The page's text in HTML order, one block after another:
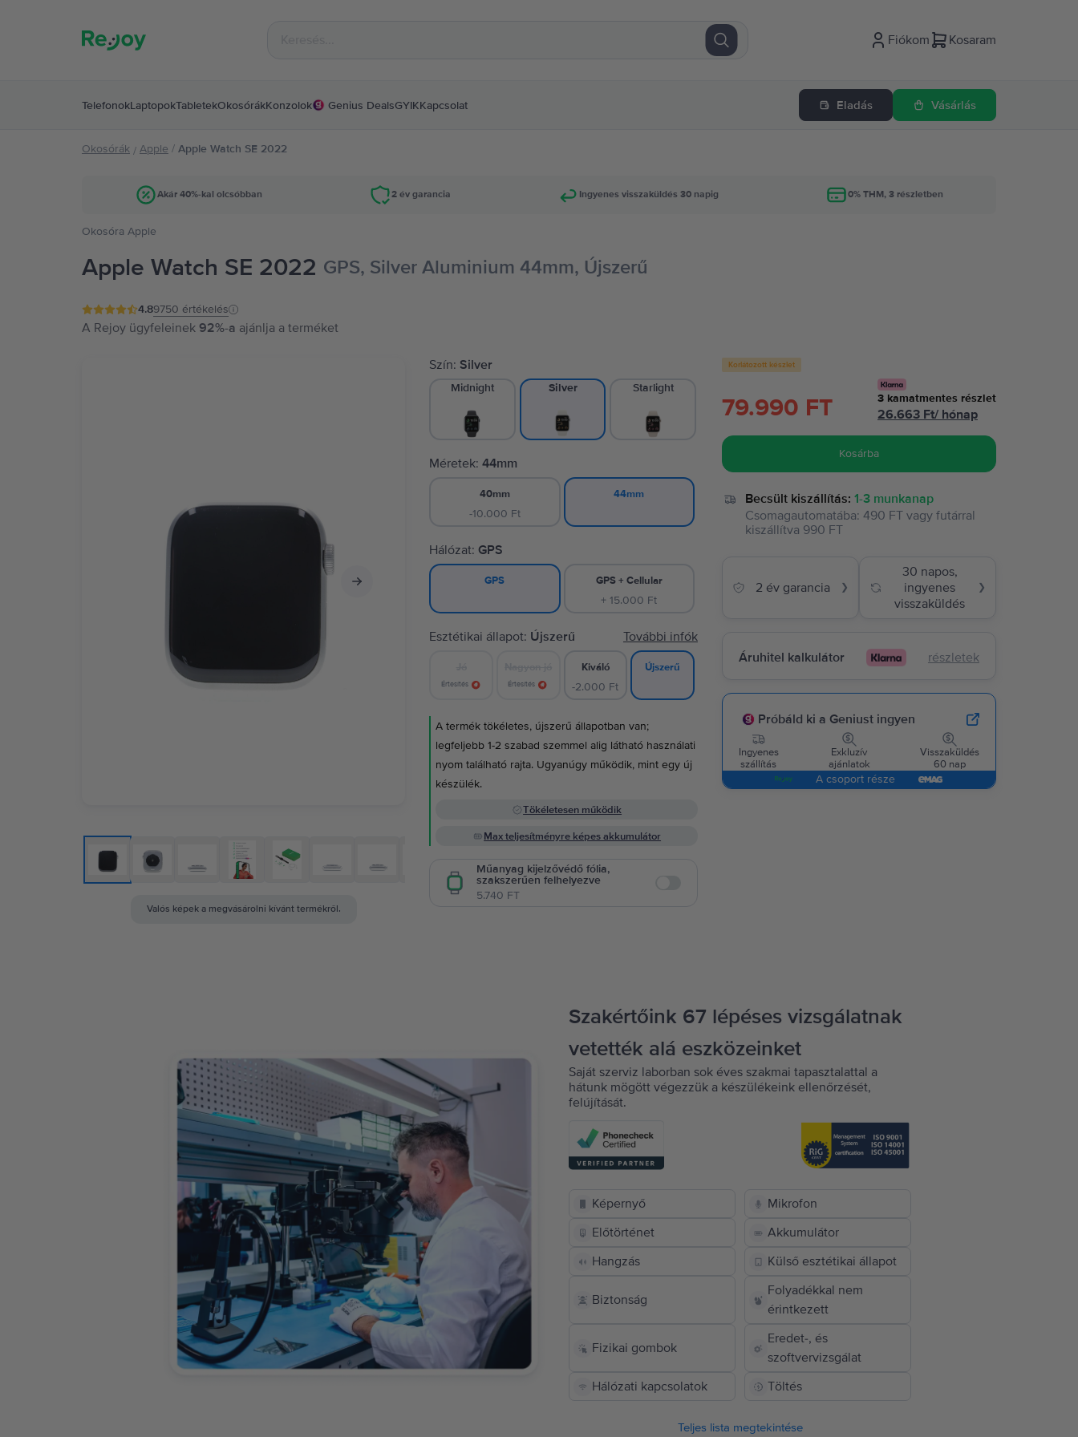
Fiókom Kosaram
TelefonokLaptopokTabletekOkosórákKonzolok Genius DealsGYIKKapcsolat Eladás Vásárlás
Okosórák / Apple / Apple Watch SE 2022
Akár 40%-kal olcsóbban 2 év garancia Ingyenes visszaküldés 30 napig 0% THM, 3 részletben
Okosóra Apple
Apple Watch SE 2022 GPS, Silver Aluminium 44mm, Újszerű
4.89750 értékelés
A Rejoy ügyfeleinek 92%-a ajánlja a terméket
Valós képek a megvásárolni kívánt termékről.
Szín: Silver
Midnight Silver Starlight
Méretek:44mm
40mm
-10.000 Ft
44mm
Hálózat:GPS
GPS GPS + Cellular
+ 15.000 Ft
Esztétikai állapot: Újszerű További infók
Értesítés Értesítés
Kiváló
-2.000 Ft
Újszerű
A termék tökéletes, újszerű állapotban van;
legfeljebb 1-2 szabad szemmel alig látható használati
nyom található rajta. Ugyanúgy működik, mint egy új
készülék.
Tökéletesen működik
Max teljesítményre képes akkumulátor
Műanyag kijelzővédő fólia,
szakszerűen felhelyezve
5.740 FT
Korlátozott készlet
79.990 FT 3 kamatmentes részlet
26.663 Ft/ hónap
Kosárba
Becsült kiszállítás: 1-3 munkanap
Csomagautomatába: 490 FT vagy futárral
kiszállítva 990 FT
2 év garancia ❯
30 napos,
ingyenes
visszaküldés
❯
Áruhitel kalkulátor részletek
Próbáld ki a Geniust ingyen
Ingyenes
szállítás
Exkluzív
ajánlatok
Visszaküldés
60 nap
A csoport része
Szakértőink 67 lépéses vizsgálatnak
vetették alá eszközeinket
Saját szerviz laborban sok éves szakmai tapasztalattal a
hátunk mögött végezzük a készülékeink ellenőrzését,
felújítását.
Képernyő
Mikrofon
Előtörténet
Akkumulátor
Hangzás
Külső esztétikai állapot
Biztonság
Folyadékkal nem
érintkezett
Fizikai gombok
Eredet-, és
szoftvervizsgálat
Hálózati kapcsolatok
Töltés
Teljes lista megtekintése